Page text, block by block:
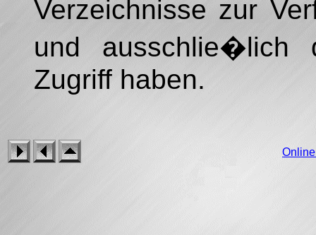
Verzeichnisse zur
und ausschlie�lich
Zugriff haben.